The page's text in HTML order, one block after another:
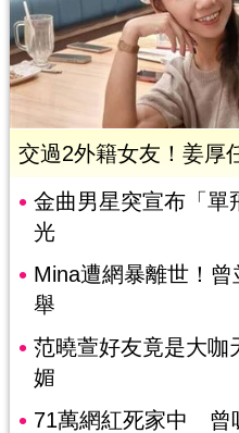
交過2外籍女友！姜厚
金曲男星突宣布「單
光
Mina遭網暴離世！
舉
范曉萱好友竟是大
媚
71萬網紅死家中 曾